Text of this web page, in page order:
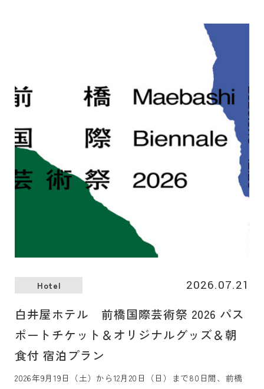
贅沢に3品をご用意しました。美食ガイド『ゴ・エ・ミヨ』
に5年連続掲載の白井屋ホテルのメインダイニング「白井屋
ザ・レストラン」を率いるヘッドシェフ、片山ひろが地元の
季節の食材の旨みを一口サイズの世界に凝縮しました。
Hotel 2026.07.21
白井屋ホテル 前橋国際芸術祭 2026 パス
ポートチケット＆オリジナルグッズ＆朝
食付 宿泊プラン
2026年9月19日（土）から12月20日（日）まで80日間、前橋